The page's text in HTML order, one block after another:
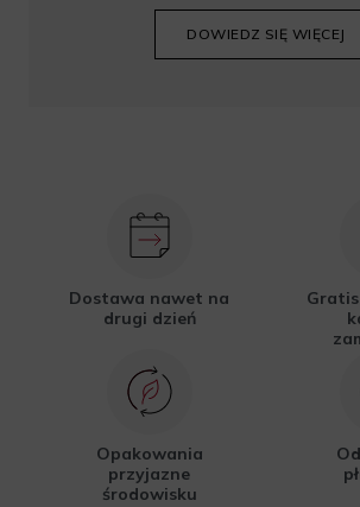
DOWIEDZ SIĘ WIĘCEJ
Dostawa nawet na
drugi dzień
Opakowania
przyjazne
środowisku